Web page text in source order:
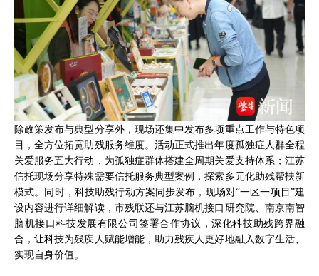
除政策发布与典型分享外，现场还集中发布多项重点工作与特色项
目，全方位拓宽助残服务维度。活动正式推出年度孤独症人群全程
关爱服务五大行动，为孤独症群体搭建全周期关爱支持体系；江苏
信托现场分享特殊需要信托服务典型案例，探索多元化助残帮扶新
模式。同时，科技助残行动方案同步发布，现场对“一区一项目”建
设内容进行详细解读，市残联还与江苏脑机接口研究院、南京南智
脑机接口科技发展有限公司签署合作协议，深化科技助残跨界融
合，让科技为残疾人赋能增能，助力残疾人更好地融入数字生活、
实现自身价值。